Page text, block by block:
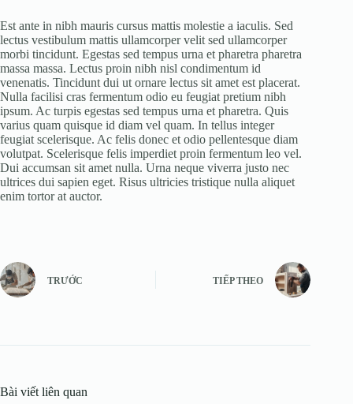
Est ante in nibh mauris cursus mattis molestie a iaculis. Sed
lectus vestibulum mattis ullamcorper velit sed ullamcorper
morbi tincidunt. Egestas sed tempus urna et pharetra pharetra
massa massa. Lectus proin nibh nisl condimentum id
venenatis. Tincidunt dui ut ornare lectus sit amet est placerat.
Nulla facilisi cras fermentum odio eu feugiat pretium nibh
ipsum. Ac turpis egestas sed tempus urna et pharetra. Quis
varius quam quisque id diam vel quam. In tellus integer
feugiat scelerisque. Ac felis donec et odio pellentesque diam
volutpat. Scelerisque felis imperdiet proin fermentum leo vel.
Dui accumsan sit amet nulla. Urna neque viverra justo nec
ultrices dui sapien eget. Risus ultricies tristique nulla aliquet
enim tortor at auctor.
TRƯỚC TIẾP THEO
Bài viết liên quan